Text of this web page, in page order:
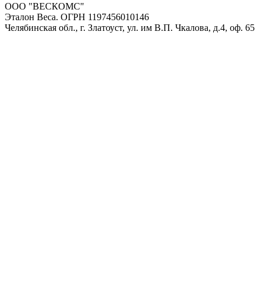
ООО "ВЕСКОМС"
Эталон Веса. ОГРН 1197456010146
Челябинская обл., г. Златоуст, ул. им В.П. Чкалова, д.4, оф. 65